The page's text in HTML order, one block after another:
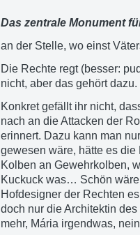
Das zentrale Monument
an der Stelle, wo einst
Die Rechte regt (besser:
nicht, aber das gehört dazu.
Konkret gefällt ihr nicht,
nach an die Attacken der
erinnert. Dazu kann man
gewesen wäre, hätte es
Kolben an Gewehrkolben,
Kuckuck was… Schön
Hofdesigner der Rechten
doch nur die Architektin
mehr, Mária irgendwas,